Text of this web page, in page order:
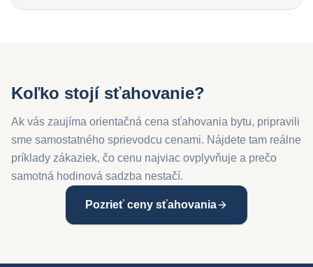
Koľko stojí sťahovanie?
Ak vás zaujíma orientačná cena sťahovania bytu, pripravili
sme samostatného sprievodcu cenami. Nájdete tam reálne
príklady zákaziek, čo cenu najviac ovplyvňuje a prečo
samotná hodinová sadzba nestačí.
Pozrieť ceny sťahovania